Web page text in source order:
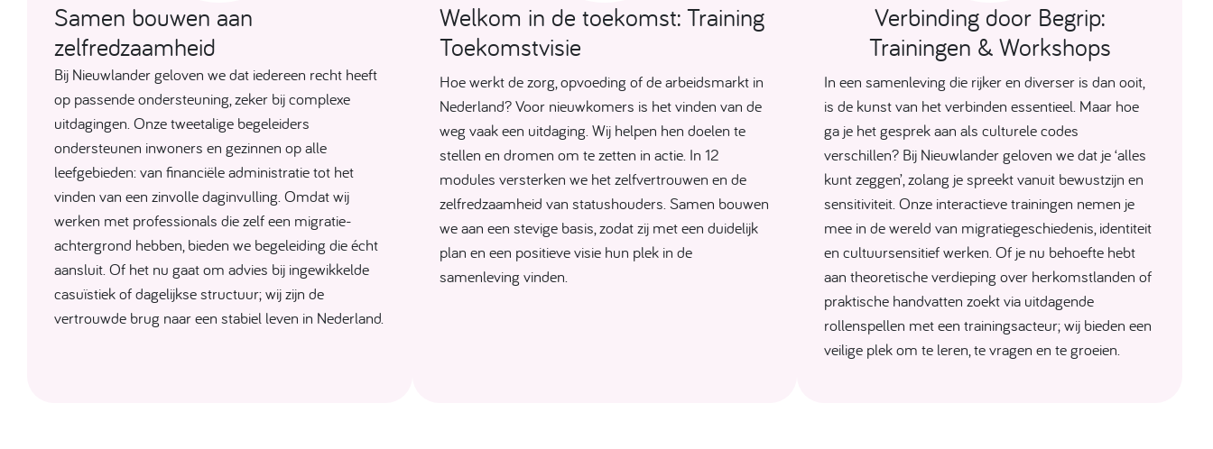
Samen bouwen aan
zelfredzaamheid
Bij Nieuwlander geloven we dat iedereen recht heeft
op passende ondersteuning, zeker bij complexe
uitdagingen. Onze tweetalige begeleiders
ondersteunen inwoners en gezinnen op alle
leefgebieden: van financiële administratie tot het
vinden van een zinvolle daginvulling. Omdat wij
werken met professionals die zelf een migratie-
achtergrond hebben, bieden we begeleiding die écht
aansluit. Of het nu gaat om advies bij ingewikkelde
casuïstiek of dagelijkse structuur; wij zijn de
vertrouwde brug naar een stabiel leven in Nederland.
Welkom in de toekomst: Training
Toekomstvisie
Hoe werkt de zorg, opvoeding of de arbeidsmarkt in
Nederland? Voor nieuwkomers is het vinden van de
weg vaak een uitdaging. Wij helpen hen doelen te
stellen en dromen om te zetten in actie. In 12
modules versterken we het zelfvertrouwen en de
zelfredzaamheid van statushouders. Samen bouwen
we aan een stevige basis, zodat zij met een duidelijk
plan en een positieve visie hun plek in de
samenleving vinden.
Verbinding door Begrip:
Trainingen & Workshops
In een samenleving die rijker en diverser is dan ooit,
is de kunst van het verbinden essentieel. Maar hoe
ga je het gesprek aan als culturele codes
verschillen? Bij Nieuwlander geloven we dat je ‘alles
kunt zeggen’, zolang je spreekt vanuit bewustzijn en
sensitiviteit. Onze interactieve trainingen nemen je
mee in de wereld van migratiegeschiedenis, identiteit
en cultuursensitief werken. Of je nu behoefte hebt
aan theoretische verdieping over herkomstlanden of
praktische handvatten zoekt via uitdagende
rollenspellen met een trainingsacteur; wij bieden een
veilige plek om te leren, te vragen en te groeien.